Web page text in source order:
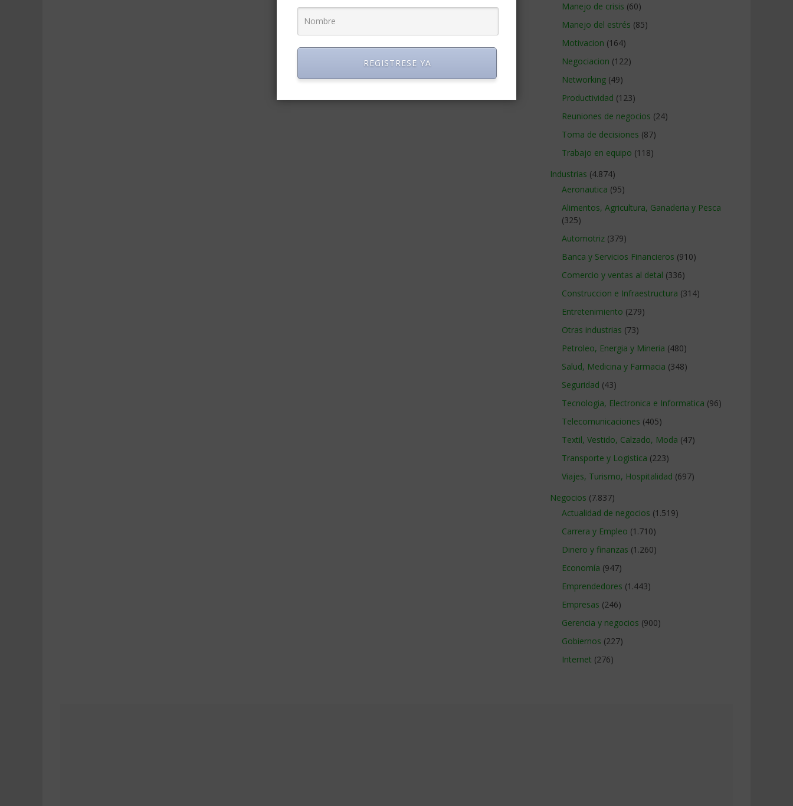
Manejo de crisis (60)
Manejo del estrés (85)
Motivacion (164)
Negociacion (122)
Networking (49)
Productividad (123)
Reuniones de negocios (24)
Toma de decisiones (87)
Trabajo en equipo (118)
Industrias (4.874)
Aeronautica (95)
Alimentos, Agricultura, Ganaderia y Pesca
(325)
Automotriz (379)
Banca y Servicios Financieros (910)
Comercio y ventas al detal (336)
Construccion e Infraestructura (314)
Entretenimiento (279)
Otras industrias (73)
Petroleo, Energia y Mineria (480)
Salud, Medicina y Farmacia (348)
Seguridad (43)
Tecnologia, Electronica e Informatica (96)
Telecomunicaciones (405)
Textil, Vestido, Calzado, Moda (47)
Transporte y Logistica (223)
Viajes, Turismo, Hospitalidad (697)
Negocios (7.837)
Actualidad de negocios (1.519)
Carrera y Empleo (1.710)
Dinero y finanzas (1.260)
Economía (947)
Emprendedores (1.443)
Empresas (246)
Gerencia y negocios (900)
Gobiernos (227)
Internet (276)
REGISTRESE YA